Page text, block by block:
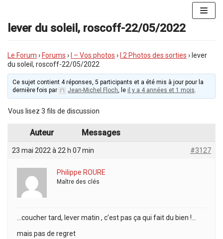
au
contenu
lever du soleil, roscoff-22/05/2022
Le Forum › Forums › I – Vos photos › I.2 Photos des sorties › lever
du soleil, roscoff-22/05/2022
Ce sujet contient 4 réponses, 5 participants et a été mis à jour pour la
dernière fois par
Jean-Michel Floch, le il y a 4 années et 1 mois.
Vous lisez 3 fils de discussion
Auteur Messages
23 mai 2022 à 22 h 07 min #3127
Philippe ROURE
Maître des clés
…coucher tard, lever matin , c’est pas ça qui fait du bien !…
mais pas de regret